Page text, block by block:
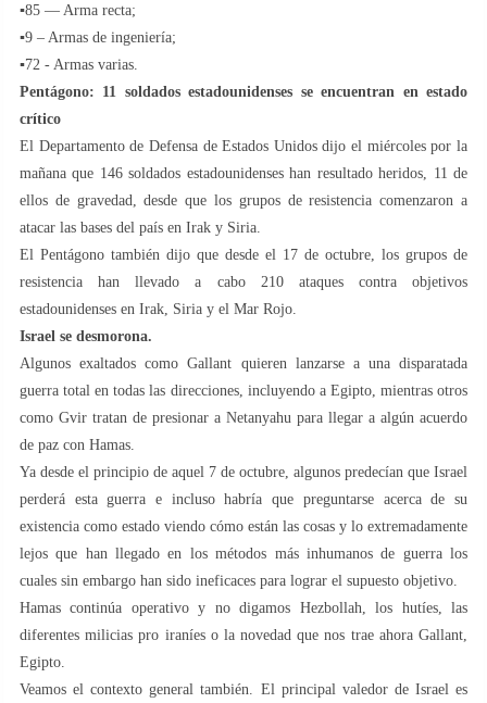
▪85 — Arma recta;
▪9 – Armas de ingeniería;
▪72 - Armas varias.
Pentágono: 11 soldados estadounidenses se encuentran en estado
crítico
El Departamento de Defensa de Estados Unidos dijo el miércoles por la
mañana que 146 soldados estadounidenses han resultado heridos, 11 de
ellos de gravedad, desde que los grupos de resistencia comenzaron a
atacar las bases del país en Irak y Siria.
El Pentágono también dijo que desde el 17 de octubre, los grupos de
resistencia han llevado a cabo 210 ataques contra objetivos
estadounidenses en Irak, Siria y el Mar Rojo.
Israel se desmorona.
Algunos exaltados como Gallant quieren lanzarse a una disparatada
guerra total en todas las direcciones, incluyendo a Egipto, mientras otros
como Gvir tratan de presionar a Netanyahu para llegar a algún acuerdo
de paz con Hamas.
Ya desde el principio de aquel 7 de octubre, algunos predecían que Israel
perderá esta guerra e incluso habría que preguntarse acerca de su
existencia como estado viendo cómo están las cosas y lo extremadamente
lejos que han llegado en los métodos más inhumanos de guerra los
cuales sin embargo han sido ineficaces para lograr el supuesto objetivo.
Hamas continúa operativo y no digamos Hezbollah, los hutíes, las
diferentes milicias pro iraníes o la novedad que nos trae ahora Gallant,
Egipto.
Veamos el contexto general también. El principal valedor de Israel es